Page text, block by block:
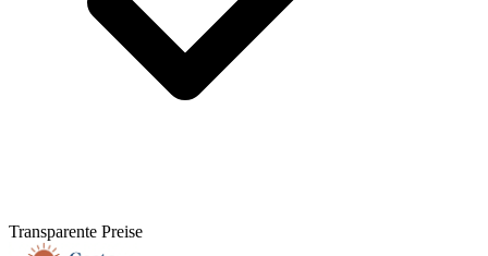
Transparente Preise